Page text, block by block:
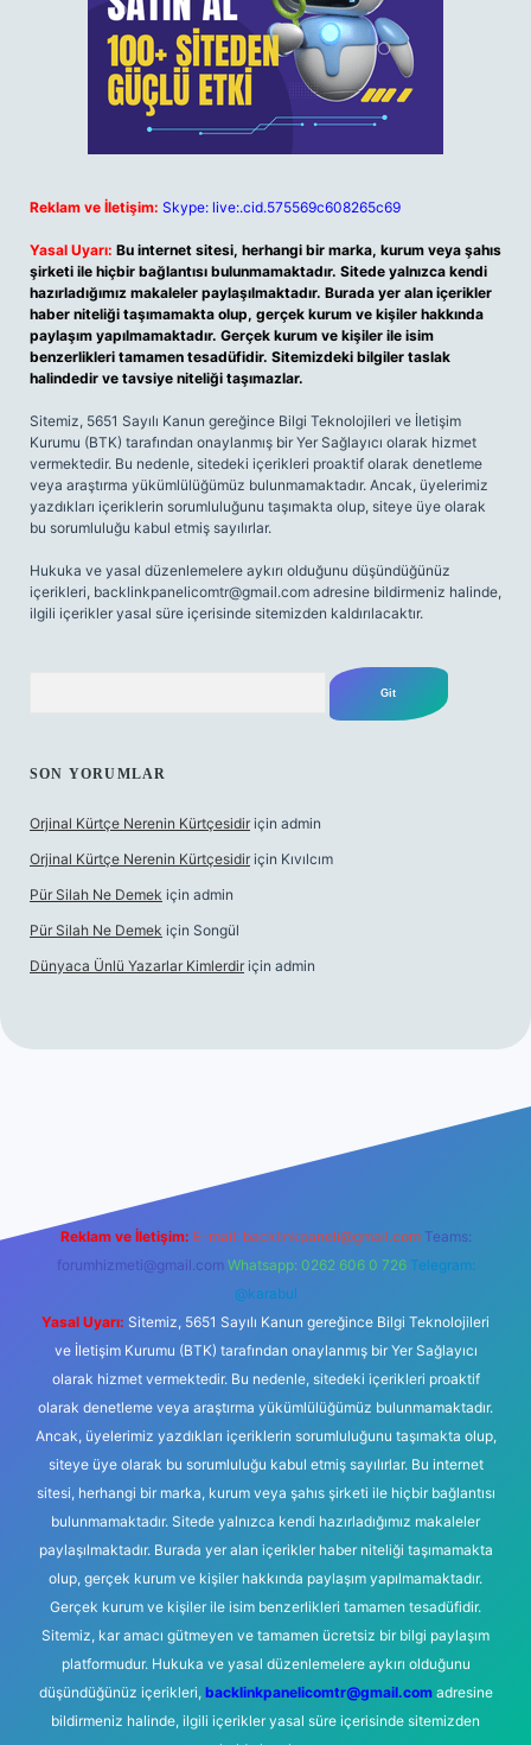
Reklam ve İletişim: Skype: live:.cid.575569c608265c69
Yasal Uyarı: Bu internet sitesi, herhangi bir marka, kurum veya şahıs
şirketi ile hiçbir bağlantısı bulunmamaktadır. Sitede yalnızca kendi
hazırladığımız makaleler paylaşılmaktadır. Burada yer alan içerikler
haber niteliği taşımamakta olup, gerçek kurum ve kişiler hakkında
paylaşım yapılmamaktadır. Gerçek kurum ve kişiler ile isim
benzerlikleri tamamen tesadüfidir. Sitemizdeki bilgiler taslak
halindedir ve tavsiye niteliği taşımazlar.
Sitemiz, 5651 Sayılı Kanun gereğince Bilgi Teknolojileri ve İletişim
Kurumu (BTK) tarafından onaylanmış bir Yer Sağlayıcı olarak hizmet
vermektedir. Bu nedenle, sitedeki içerikleri proaktif olarak denetleme
veya araştırma yükümlülüğümüz bulunmamaktadır. Ancak, üyelerimiz
yazdıkları içeriklerin sorumluluğunu taşımakta olup, siteye üye olarak
bu sorumluluğu kabul etmiş sayılırlar.
Hukuka ve yasal düzenlemelere aykırı olduğunu düşündüğünüz
içerikleri, backlinkpanelicomtr@gmail.com adresine bildirmeniz halinde,
ilgili içerikler yasal süre içerisinde sitemizden kaldırılacaktır.
SON YORUMLAR
Orjinal Kürtçe Nerenin Kürtçesidir için admin
Orjinal Kürtçe Nerenin Kürtçesidir için Kıvılcım
Pür Silah Ne Demek için admin
Pür Silah Ne Demek için Songül
Dünyaca Ünlü Yazarlar Kimlerdir için admin
Reklam ve İletişim: E-mail: backlinkpaneli@gmail.com Teams:
forumhizmeti@gmail.com Whatsapp: 0262 606 0 726 Telegram:
@karabul
Yasal Uyarı: Sitemiz, 5651 Sayılı Kanun gereğince Bilgi Teknolojileri
ve İletişim Kurumu (BTK) tarafından onaylanmış bir Yer Sağlayıcı
olarak hizmet vermektedir. Bu nedenle, sitedeki içerikleri proaktif
olarak denetleme veya araştırma yükümlülüğümüz bulunmamaktadır.
Ancak, üyelerimiz yazdıkları içeriklerin sorumluluğunu taşımakta olup,
siteye üye olarak bu sorumluluğu kabul etmiş sayılırlar. Bu internet
sitesi, herhangi bir marka, kurum veya şahıs şirketi ile hiçbir bağlantısı
bulunmamaktadır. Sitede yalnızca kendi hazırladığımız makaleler
paylaşılmaktadır. Burada yer alan içerikler haber niteliği taşımamakta
olup, gerçek kurum ve kişiler hakkında paylaşım yapılmamaktadır.
Gerçek kurum ve kişiler ile isim benzerlikleri tamamen tesadüfidir.
Sitemiz, kar amacı gütmeyen ve tamamen ücretsiz bir bilgi paylaşım
platformudur. Hukuka ve yasal düzenlemelere aykırı olduğunu
düşündüğünüz içerikleri, backlinkpanelicomtr@gmail.comadresine
bildirmeniz halinde, ilgili içerikler yasal süre içerisinde sitemizden